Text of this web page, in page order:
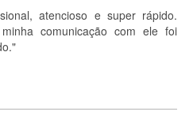
atencioso e super rápido.
comunicação com ele foi